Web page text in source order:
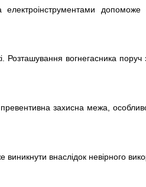
Розташування вогнегасника
захисна межа,
внаслідок невірного